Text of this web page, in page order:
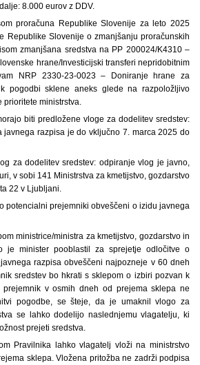
8.000 eurov z DDV.
proračuna Republike Slovenije za leto 2025
Republike Slovenije o zmanjšanju proračunskih
zmanjšana sredstva na PP 200024/K4310 –
hrane/Investicijski transferi nepridobitnim
NRP 2330-23-0023 – Doniranje hrane za
pogodbi sklene aneks glede na razpoložljivo
prioritete ministrstva.
biti predložene vloge za dodelitev sredstev:
javnega razpisa je do vključno 7. marca 2025 do
za dodelitev sredstev: odpiranje vlog je javno,
v sobi 141 Ministrstva za kmetijstvo, gozdarstvo
22 v Ljubljani.
potencialni prejemniki obveščeni o izidu javnega
ministrice/ministra za kmetijstvo, gozdarstvo in
je minister pooblastil za sprejetje odločitve o
razpisa obveščeni najpozneje v 60 dneh
sredstev bo hkrati s sklepom o izbiri pozvan k
v osmih dneh od prejema sklepa ne
pogodbe, se šteje, da je umaknil vlogo za
se lahko dodelijo naslednjemu vlagatelju, ki
prejeti sredstva.
Pravilnika lahko vlagatelj vloži na ministrstvo
sklepa. Vložena pritožba ne zadrži podpisa